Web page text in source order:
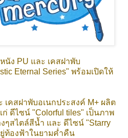
นัง PU และ เคสฝาพับ
Eternal Series" พร้อมเปิดให้
เคสฝาพับอเนกประสงค์ M+ ผลิต
ดีไซน์ "Colorful tiles" เป็นภาพ
ๆสไตล์สีน้ำ และ ดีไซน์ "Starry
ท้องฟ้าในยามค่ำคืน